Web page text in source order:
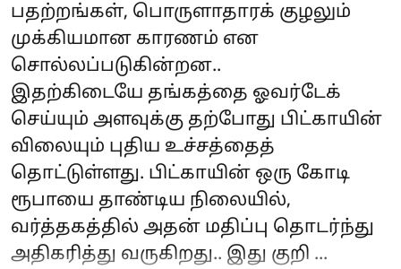
பதற்றங்கள், பொருளாதாரக் குழலும்
முக்கியமான காரணம் என
சொல்லப்படுகின்றன..
இதற்கிடையே தங்கத்தை ஓவர்டேக்
செய்யும் அளவுக்கு தற்போது பிட்காயின்
விலையும் புதிய உச்சத்தைத்
தொட்டுள்ளது. பிட்காயின் ஒரு கோடி
ரூபாயை தாண்டிய நிலையில்,
வர்த்தகத்தில் அதன் மதிப்பு தொடர்ந்து
அதிகரித்து வருகிறது.. இது குறி ...